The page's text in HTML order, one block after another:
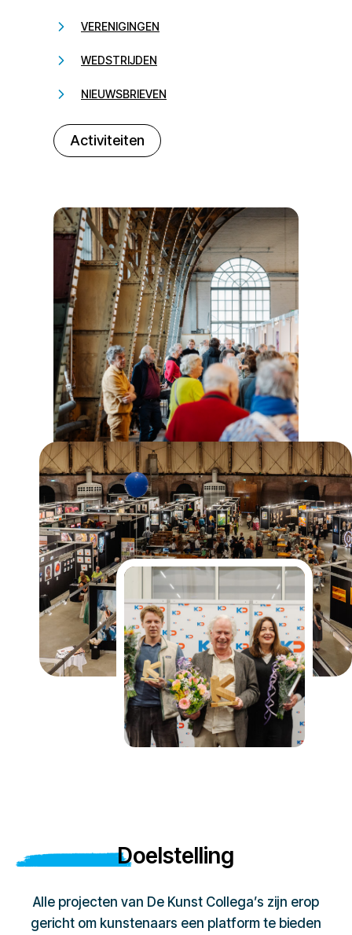
VERENIGINGEN
WEDSTRIJDEN
NIEUWSBRIEVEN
Activiteiten
232323
Doelstelling
Alle projecten van De Kunst Collega’s zijn erop
gericht om kunstenaars een platform te bieden